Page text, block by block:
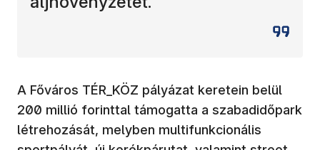
A Főváros TÉR_KÖZ pályázat keretein belül
200 millió forinttal támogatta a szabadidőpark
létrehozását, melyben multifunkcionális